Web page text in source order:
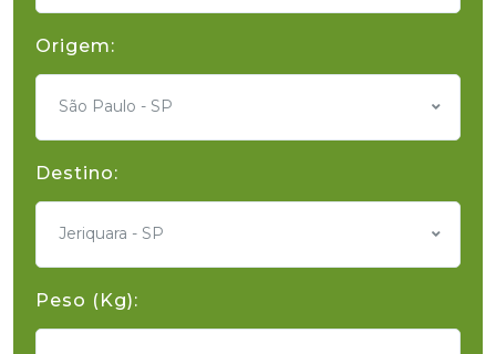
Origem:
São Paulo - SP
Destino:
Jeriquara - SP
Peso (Kg):